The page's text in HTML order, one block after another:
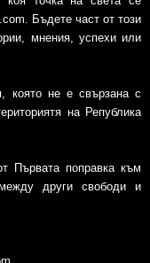
Бъдете част от този
мнения, успехи или
която не е свързана с
на Република
Първата поправка към
други свободи и